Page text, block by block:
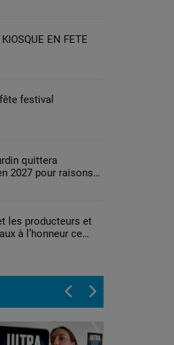
EN FETE
festival
quittera
2027 pour raisons
les producteurs et
à l’honneur ce